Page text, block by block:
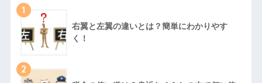
1
右翼と左翼の違いとは？簡単にわかりやす
く！
2